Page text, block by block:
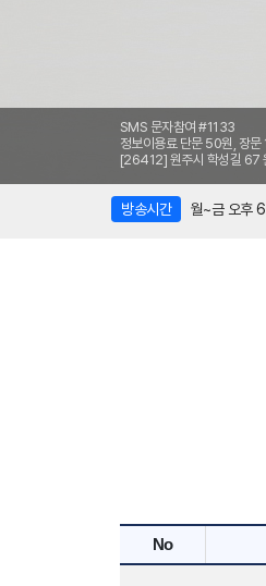
SMS 문자참여 #1133
정보이용료 단문 50원, 장
[26412] 원주시 학성길 67
방송시간 월~금 오후
No